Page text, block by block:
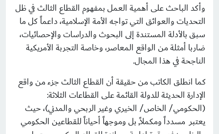
وأكد الباحث على أهمية العمل بمفهوم القطاع الثالث في ظل
التحديات والعوائق التي تواجه الأمة الإسلامية، داعماً كل ما
سبق بالأدلة المستندة إلى البحوث والدراسات والإحصائيات،
ضاربا أمثلة من الواقع المعاصر، وخاصة التجربة الأمريكية
الناجحة في هذا المجال.
كما انطلق الكاتب من حقيقة أن القطاع الثالث جزء من واقع
الإدارة الحديثة للدولة القائمة على القطاعات الثلاثة:
(الحكومي/ الخاص/ الخيري وغير الربحي والمدني)، حيث
يعتبر مسدداً ومكملاً, بل وموجهاً أحياناً للقطاعين الحكومي